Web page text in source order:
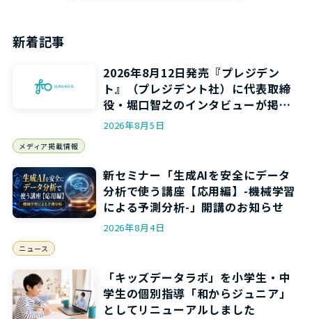
新着記事
2026年8月12日発売『プレジデン
ト』（プレジデント社）に代表取締
役・堀口智之のインタビューが掲載
されます
2026年8月5日
メディア掲載情報
新セミナー「生成AIを安全にデータ
分析で使う講座【応用編】-機械学習
による予測分析-」開講のお知らせ
2026年8月4日
ニュース
「キッズデータラボ」を小学生・中
学生の個別指導「和からジュニア」
としてリニューアルしました